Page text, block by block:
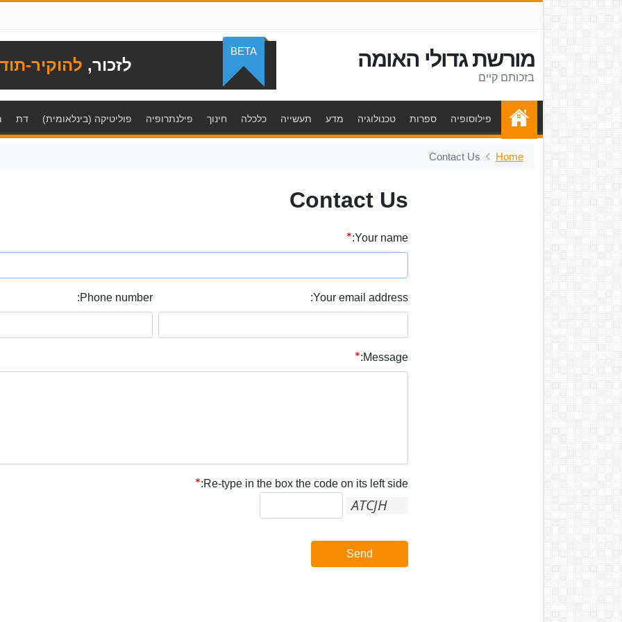
מורשת גדולי האומה
בזכותם קיים
לזכור, להוקיר-
BETA
פילוסופיה ספרות טכנולוגיה מדע תעשייה כלכלה חינוך פילנתרופיה פוליטיקה (בינלאומית) דת
Home
Contact Us
Contact Us
Your name:
Your email address:
Phone number:
Message:
Re-type in the box the code on its left side:
Send